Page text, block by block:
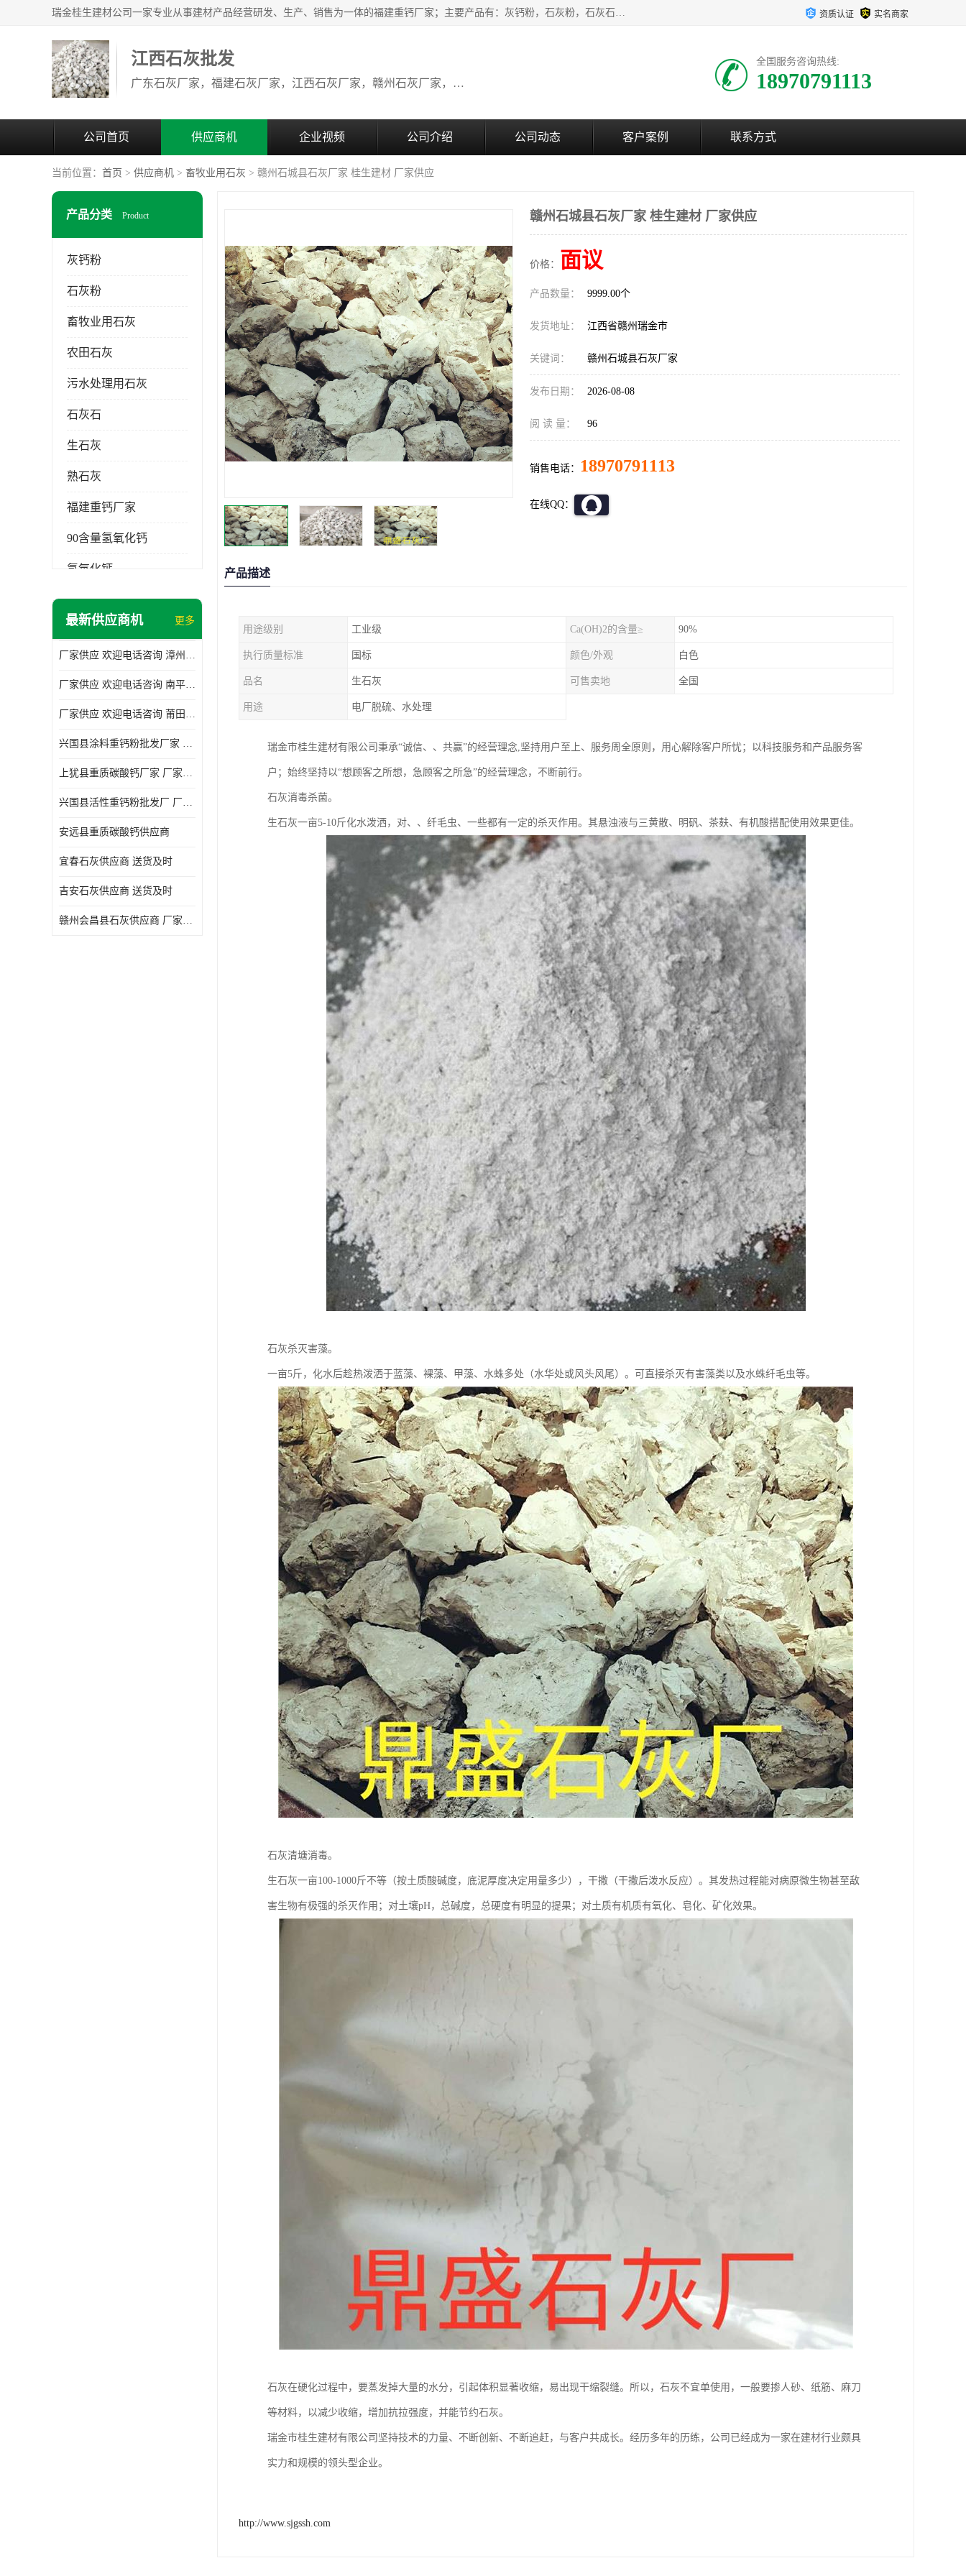
瑞金桂生建材公司一家专业从事建材产品经营研发、生产、销售为一体的福建重钙厂家；主要产品有：灰钙粉，石灰粉，石灰石，生石灰，熟石灰，氧化钙，重钙粉，氢氧化钙，农田石灰，畜牧业用石灰等。欢迎新老客户来电咨询！ 资质认证 实名商家
江西石灰批发
广东石灰厂家，福建石灰厂家，江西石灰厂家，赣州石灰厂家，东莞石灰厂家
全国服务咨询热线:
18970791113
公司首页 供应商机 企业视频 公司介绍 公司动态 客户案例 联系方式
当前位置： 首页 > 供应商机 > 畜牧业用石灰 > 赣州石城县石灰厂家 桂生建材 厂家供应
产品分类 Product
灰钙粉
石灰粉
畜牧业用石灰
农田石灰
污水处理用石灰
石灰石
生石灰
熟石灰
福建重钙厂家
90含量氢氧化钙
氢氧化钙
氧化钙
最新供应商机 更多
厂家供应 欢迎电话咨询 漳州活性重钙粉
厂家供应 欢迎电话咨询 南平活性重钙粉批发厂
厂家供应 欢迎电话咨询 莆田高白度重钙粉厂家
兴国县涂料重钙粉批发厂家 厂家供应 欢迎电话咨询
上犹县重质碳酸钙厂家 厂家供应 欢迎电话咨询
兴国县活性重钙粉批发厂 厂家供应 欢迎电话咨询
安远县重质碳酸钙供应商
宜春石灰供应商 送货及时
吉安石灰供应商 送货及时
赣州会昌县石灰供应商 厂家供应
赣州石城县石灰厂家 桂生建材 厂家供应
价格： 面议
产品数量： 9999.00个
发货地址： 江西省赣州瑞金市
关键词： 赣州石城县石灰厂家
发布日期： 2026-08-08
阅 读 量： 96
销售电话： 18970791113
在线QQ：
产品描述
用途级别 工业级 Ca(OH)2的含量≥ 90%
执行质量标准 国标 颜色/外观 白色
品名 生石灰 可售卖地 全国
用途 电厂脱硫、水处理
瑞金市桂生建材有限公司秉承“诚信、、共赢”的经营理念,坚持用户至上、服务周全原则，用心解除客户所忧；以科技服务和产品服务客
户；始终坚持以“想顾客之所想，急顾客之所急”的经营理念，不断前行。
石灰消毒杀菌。
生石灰一亩5-10斤化水泼洒，对、、纤毛虫、一些都有一定的杀灭作用。其悬浊液与三黄散、明矾、茶麸、有机酸搭配使用效果更佳。
石灰杀灭害藻。
一亩5斤，化水后趁热泼洒于蓝藻、裸藻、甲藻、水蛛多处（水华处或风头风尾）。可直接杀灭有害藻类以及水蛛纤毛虫等。
石灰清塘消毒。
生石灰一亩100-1000斤不等（按土质酸碱度，底泥厚度决定用量多少），干撒（干撒后泼水反应）。其发热过程能对病原微生物甚至敌
害生物有极强的杀灭作用；对土壤pH，总碱度，总硬度有明显的提果；对土质有机质有氧化、皂化、矿化效果。
石灰在硬化过程中，要蒸发掉大量的水分，引起体积显著收缩，易出现干缩裂缝。所以，石灰不宜单使用，一般要掺人砂、纸筋、麻刀
等材料，以减少收缩，增加抗拉强度，并能节约石灰。
瑞金市桂生建材有限公司坚持技术的力量、不断创新、不断追赶，与客户共成长。经历多年的历练，公司已经成为一家在建材行业颇具
实力和规模的领头型企业。
http://www.sjgssh.com